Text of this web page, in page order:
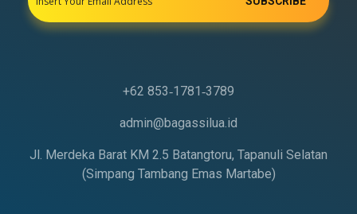
‪+62 853‑1781‑3789‬
admin@bagassilua.id
Jl. Merdeka Barat KM 2.5 Batangtoru, Tapanuli Selatan
(Simpang Tambang Emas Martabe)